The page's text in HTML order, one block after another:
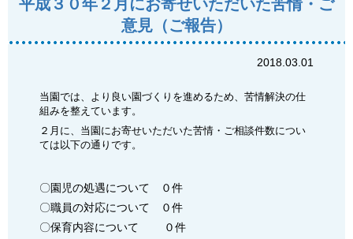
平成３０年２月にお寄せいただいた苦情・ご
意見（ご報告）
2018.03.01
当園では、より良い園づくりを進めるため、苦情解決の仕
組みを整えています。
２月に、当園にお寄せいただいた苦情・ご相談件数につい
ては以下の通りです。
〇園児の処遇について ０件
〇職員の対応について ０件
〇保育内容について ０件